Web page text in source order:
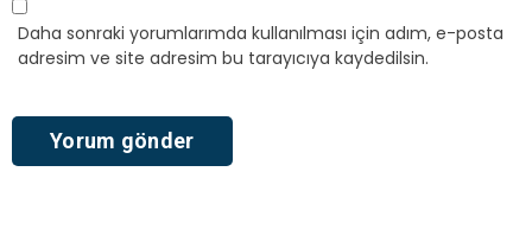
Daha sonraki yorumlarımda kullanılması için adım, e-posta
adresim ve site adresim bu tarayıcıya kaydedilsin.